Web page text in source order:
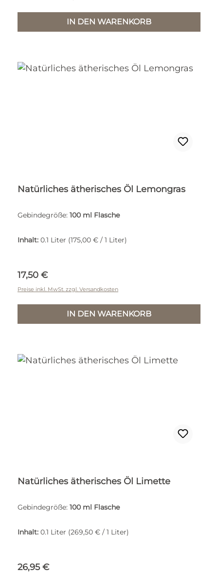
IN DEN WARENKORB
Natürliches ätherisches Öl Lemongras
Gebindegröße: 100 ml Flasche
Inhalt: 0.1 Liter (175,00 € / 1 Liter)
Regulärer Preis:
17,50 €
Preise inkl. MwSt. zzgl. Versandkosten
IN DEN WARENKORB
Natürliches ätherisches Öl Limette
Gebindegröße: 100 ml Flasche
Inhalt: 0.1 Liter (269,50 € / 1 Liter)
Regulärer Preis:
26,95 €